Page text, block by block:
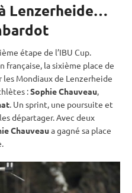
Lenzerheide…
étape de l’IBU Cup.
française, la sixième place de
les Mondiaux de Lenzerheide
:Sophie Chauveau,
. Un sprint, une poursuite et
départager. Avec deux
Chauveaua gagné sa place
.